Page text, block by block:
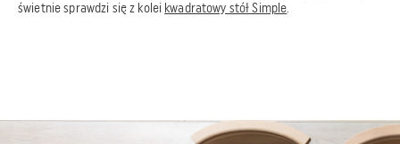
świetnie sprawdzi się z kolei kwadratowy stół Simple